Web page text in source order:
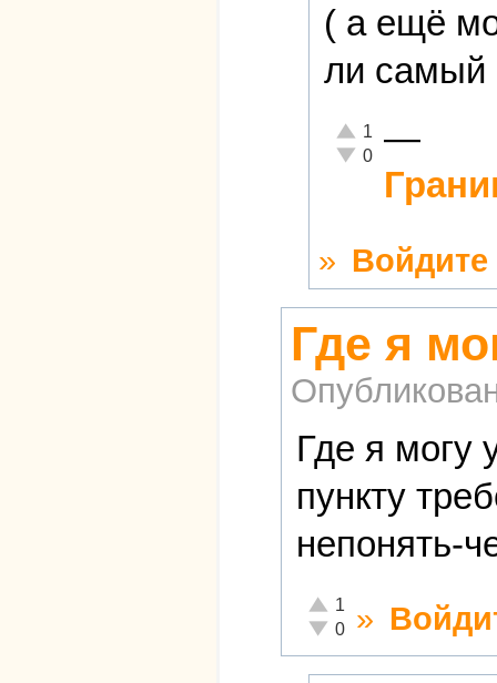
( а ещё
ли самый
Отлично!
1
Неадекватно!
0 —
» Войдите
Где я
Где я могу
пункту
непонять-
Отлично!
1
Неадекватно!
0 »